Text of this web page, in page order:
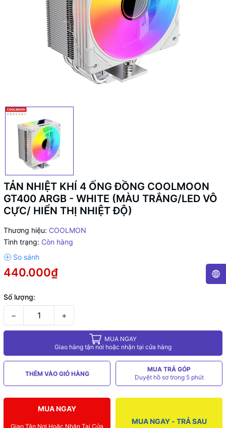
TẢN NHIỆT KHÍ 4 ỐNG ĐỒNG COOLMOON
GT400 ARGB - WHITE (MÀU TRẮNG/LED VÔ
CỰC/ HIỂN THỊ NHIỆT ĐỘ)
Thương hiệu: COOLMON
Tình trạng: Còn hàng
440.000₫
Số lượng:
− +
MUA NGAY
Giao hàng tận nơi hoặc nhận tại cửa hàng
THÊM VÀO GIỎ HÀNG
MUA TRẢ GÓP
Duyệt hồ sơ trong 5 phút
MUA NGAY
Giao Tận Nơi Hoặc Nhận Tại Cửa
MUA NGAY - TRẢ SAU